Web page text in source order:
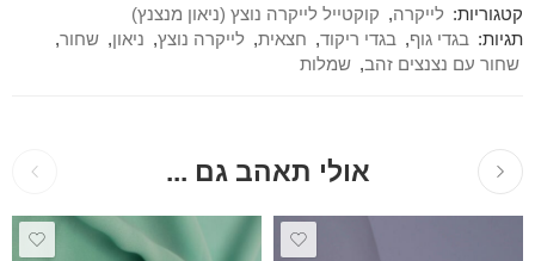
קטגוריות: לייקרה, קוקטייל לייקרה נוצץ (ניאון מנצנץ)
תגיות: בגדי גוף, בגדי ריקוד, חצאית, לייקרה נוצץ, ניאון, שחור,
שחור עם נצנצים זהב, שמלות
אולי תאהב גם ...